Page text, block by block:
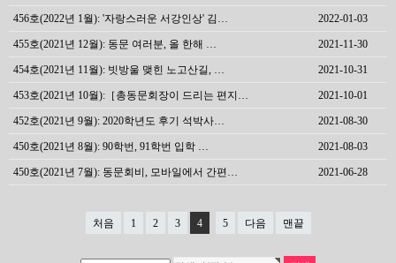
456호(2022년 1월): '자랑스러운 서강인상' 김… 2022-01-03
455호(2021년 12월): 동문 여러분, 올 한해 … 2021-11-30
454호(2021년 11월): 빗방울 맺힌 노고산길, … 2021-10-31
453호(2021년 10월):［총동문회장이 드리는 편지… 2021-10-01
452호(2021년 9월): 2020학년도 후기 석박사… 2021-08-30
450호(2021년 8월): 90학번, 91학번 입학 … 2021-08-03
450호(2021년 7월): 동문회비, 모바일에서 간편… 2021-06-28
처음 1 2 3 4 5 다음 맨끝